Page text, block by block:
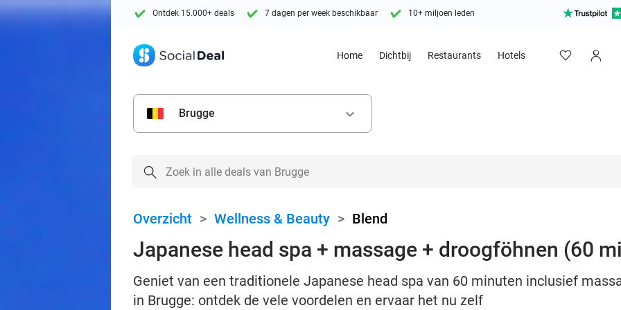
Ontdek 15.000+ deals 7 dagen per week beschikbaar 10+ miljoen leden
Home Dichtbij Restaurants Hotels
Brugge keyboard_arrow_down
Overzicht > Wellness & Beauty > Blend
Japanese head spa + massage + droogföhnen (60
Geniet van een traditionele Japanese head spa van 60 minuten inclusief
in Brugge: ontdek de vele voordelen en ervaar het nu zelf